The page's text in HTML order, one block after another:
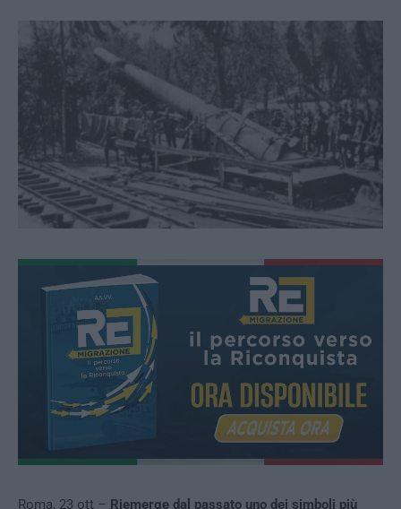
Roma, 23 ott – Riemerge dal passato uno dei simboli più